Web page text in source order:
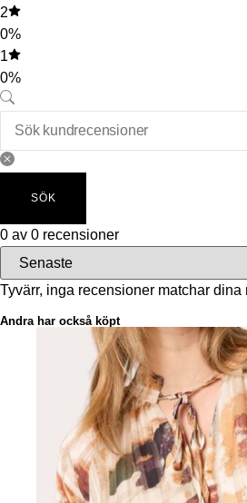
2
0%
1
0%
SÖK
0 av 0 recensioner
Tyvärr, inga recensioner matchar dina
Andra har också köpt